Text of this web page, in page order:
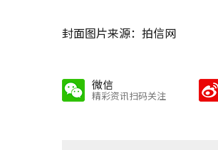
封面图片来源：拍信网
微信
精彩资讯扫码关注